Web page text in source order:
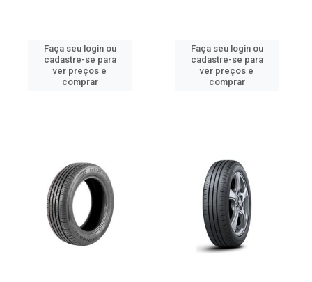
Faça seu login ou
cadastre-se para
ver preços e
comprar
Faça seu login ou
cadastre-se para
ver preços e
comprar